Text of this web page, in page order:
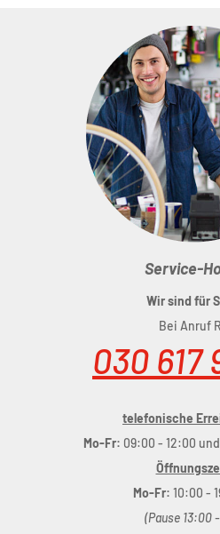
Service-
Wir sind für
Bei Anruf
030 617
telefonische
Mo-Fr: 09:00 - 12:00
Mo-Fr: 10:00 -
(Pause 13:00